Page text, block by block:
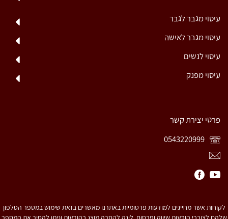
עיסוי מגבר לגבר
עיסוי מגבר לאישה
עיסוי לנשים
עיסוי מפנק
פרטי יצירת קשר
לקוחות אשר מחייגים למודעות פרסומיות באתרנו מאשרים בזאת שימוש במספר הטלפון